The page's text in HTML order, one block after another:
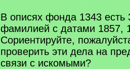
В описях фонда 1343 есть
фамилией с датами 1857,
Сориентируйте,
проверить эти дела на
связи с искомыми?